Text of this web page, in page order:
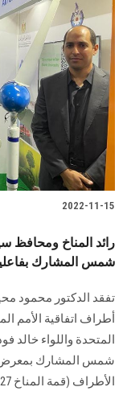
2022-11-15
شمس المشارك
تفقد الدكتور محمود
أطراف اتفاقية الأمم
المتحدة واللواء
شمس المشارك بمعرض
الأطراف (قمة المناخ COP27)